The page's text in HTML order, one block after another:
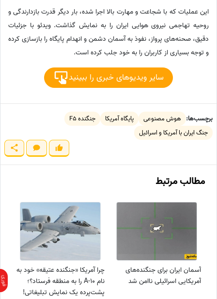
این عملیات که با شجاعت و مهارت بالا اجرا شده، بار دیگر قدرت بازدارندگی و
روحیه تهاجمی نیروی هوایی ایران را به نمایش گذاشت. ویدئو با جزئیات
دقیق، صحنه‌های پرواز، نفوذ به آسمان دشمن و انهدام پایگاه را بازسازی کرده
و توجه بسیاری از کاربران را به خود جلب کرده است.
سایر ویدیوهای خبری را ببینید
برچسب‌ها: هوش مصنوعی پایگاه آمریکا
جنگنده F5
جنگ ایران با آمریکا و اسرائیل
مطالب مرتبط
آسمان ایران برای جنگنده‌های
آمریکایی اسرائیلی ناامن شد
چرا آمریکا «جنگنده‌ عتیقه» خود به
نام A-10 را به منطقه فرستاد؟؛
پشت‌پرده یک نمایش تبلیغاتی!